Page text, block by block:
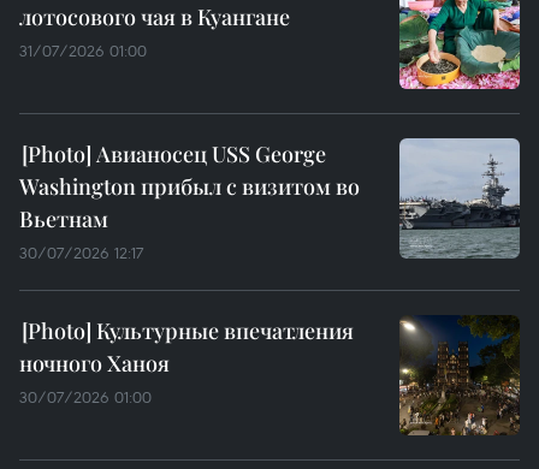
лотосового чая в Куангане
31/07/2026 01:00
Авианосец USS George
Washington прибыл с визитом во
Вьетнам
30/07/2026 12:17
Культурные впечатления
ночного Ханоя
30/07/2026 01:00